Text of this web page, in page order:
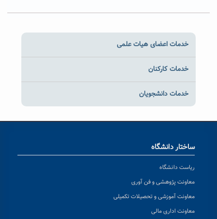
خدمات اعضای هیات علمی
خدمات کارکنان
خدمات دانشجویان
ساختار دانشگاه
ریاست دانشگاه
معاونت پژوهشی و فن آوری
معاونت آموزشی و تحصیلات تکمیلی
معاونت اداری مالی